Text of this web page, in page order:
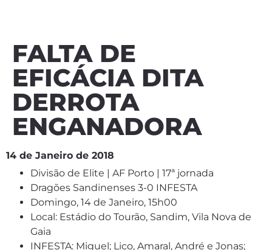
FALTA DE
EFICÁCIA DITA
DERROTA
ENGANADORA
14 de Janeiro de 2018
Divisão de Elite | AF Porto | 17ª jornada
Dragões Sandinenses 3-0 INFESTA
Domingo, 14 de Janeiro, 15h00
Local: Estádio do Tourão, Sandim, Vila Nova de
Gaia
INFESTA: Miguel; Lico, Amaral, André e Jonas;